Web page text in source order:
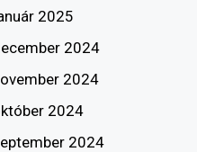
2025
2024
2024
2024
2024